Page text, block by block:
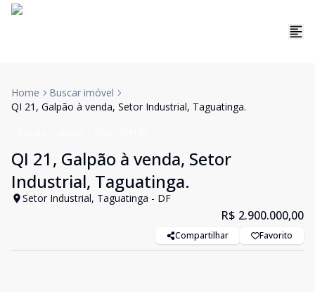
Home
Buscar imóvel
QI 21, Galpão à venda, Setor Industrial, Taguatinga.
QI 21, Galpão à venda, Setor
Industrial, Taguatinga.
Setor Industrial, Taguatinga - DF
R$ 2.900.000,00
Compartilhar Favorito